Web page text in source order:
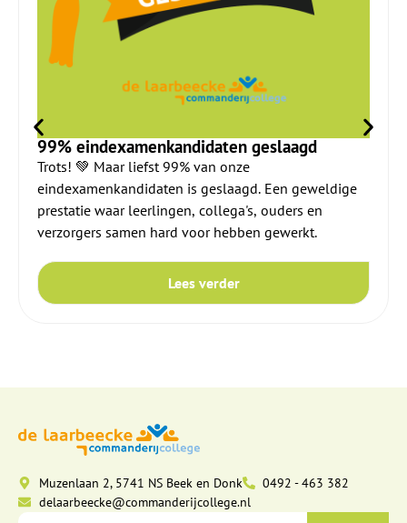
99% eindexamenkandidaten geslaagd
Trots! 💚 Maar liefst 99% van onze
eindexamenkandidaten is geslaagd. Een geweldige
prestatie waar leerlingen, collega's, ouders en
verzorgers samen hard voor hebben gewerkt.
Lees verder
Muzenlaan 2, 5741 NS Beek en Donk
0492 - 463 382
delaarbeecke@commanderijcollege.nl